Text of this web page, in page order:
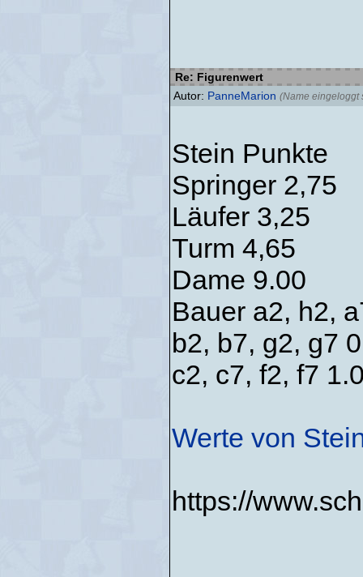
Re: Figurenwert
Autor: PanneMarion (Name eingeloggt
Stein Punkte
Springer 2,75
Läufer 3,25
Turm 4,65
Dame 9.00
Bauer a2, h2,
b2, b7, g2, g7
c2, c7, f2, f7
Werte von
https://